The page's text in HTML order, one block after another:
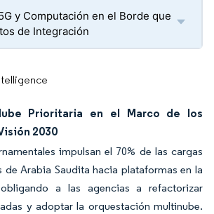
y Computación en el Borde que
de Integración
Prioritaria en el Marco de los
2030
impulsan el 70% de las cargas
Arabia Saudita hacia plataformas en la
a las agencias a refactorizar
y adoptar la orquestación multinube.